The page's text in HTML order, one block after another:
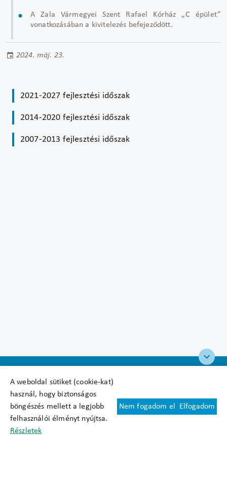
A weboldal sütiket (cookie-kat)
használ, hogy biztonságos
böngészés mellett a legjobb
felhasználói élményt nyújtsa.
Részletek
Nem fogadom el Elfogadom
A Zala Vármegyei Szent Rafael Kórház „C épület”
vonatkozásában a kivitelezés befejeződött.
2024. máj. 23.
2021-2027 fejlesztési időszak
2014-2020 fejlesztési időszak
2007-2013 fejlesztési időszak
Felhasználási feltételek